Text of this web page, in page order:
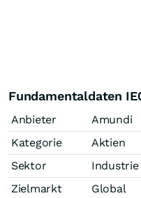
Fundamentaldaten
Anbieter
Amundi
Kategorie
Aktien
Sektor
Industrie
Zielmarkt
Global